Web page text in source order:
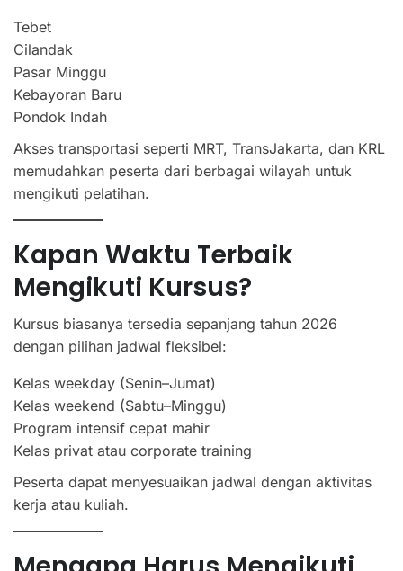
Tebet
Cilandak
Pasar Minggu
Kebayoran Baru
Pondok Indah
Akses transportasi seperti MRT, TransJakarta, dan KRL
memudahkan peserta dari berbagai wilayah untuk
mengikuti pelatihan.
Kapan Waktu Terbaik
Mengikuti Kursus?
Kursus biasanya tersedia sepanjang tahun 2026
dengan pilihan jadwal fleksibel:
Kelas weekday (Senin–Jumat)
Kelas weekend (Sabtu–Minggu)
Program intensif cepat mahir
Kelas privat atau corporate training
Peserta dapat menyesuaikan jadwal dengan aktivitas
kerja atau kuliah.